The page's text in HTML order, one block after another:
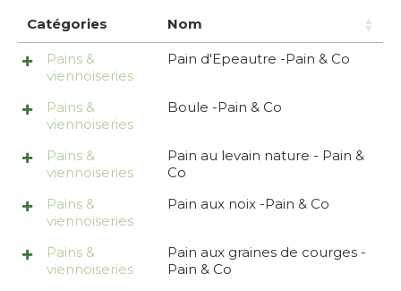
Catégories Nom
Pains &
viennoiseries
Pain d'Epeautre -Pain & Co
Pains &
viennoiseries
Boule -Pain & Co
Pains &
viennoiseries
Pain au levain nature - Pain &
Co
Pains &
viennoiseries
Pain aux noix -Pain & Co
Pains &
viennoiseries
Pain aux graines de courges -
Pain & Co